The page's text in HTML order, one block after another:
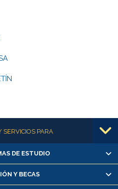
SERVICIOS PARA
y exalumnas/os
en línea
de asignaturas
DE ESTUDIO
Y BECAS